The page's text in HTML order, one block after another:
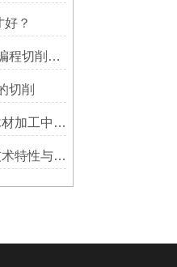
？
哪些因素影响数控车床编程切削量？
切削
VMC1160加工中心在木材加工中的应用
CW61100普通车床的技术特性与操作优势